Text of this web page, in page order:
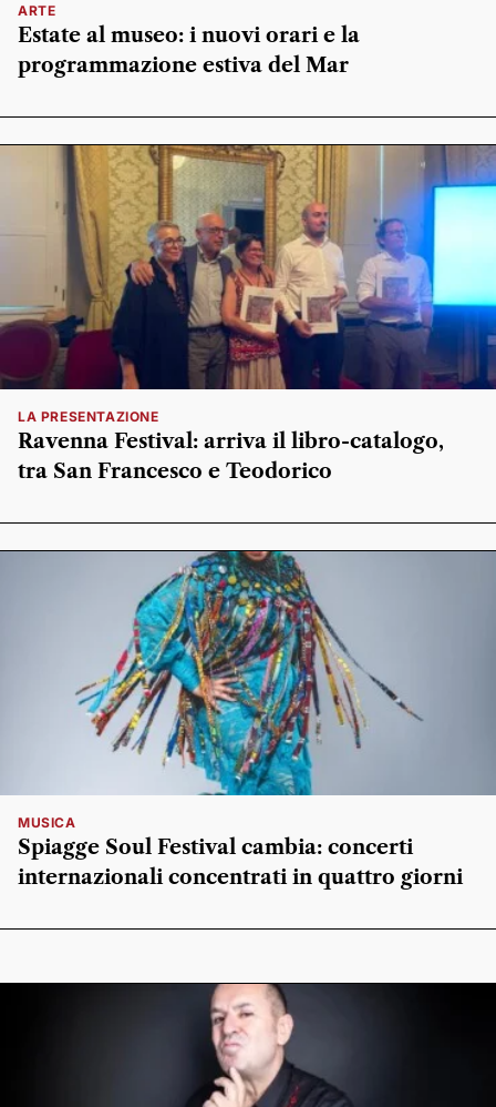
ARTE
Estate al museo: i nuovi orari e la
programmazione estiva del Mar
LA PRESENTAZIONE
Ravenna Festival: arriva il libro-catalogo,
tra San Francesco e Teodorico
MUSICA
Spiagge Soul Festival cambia: concerti
internazionali concentrati in quattro giorni